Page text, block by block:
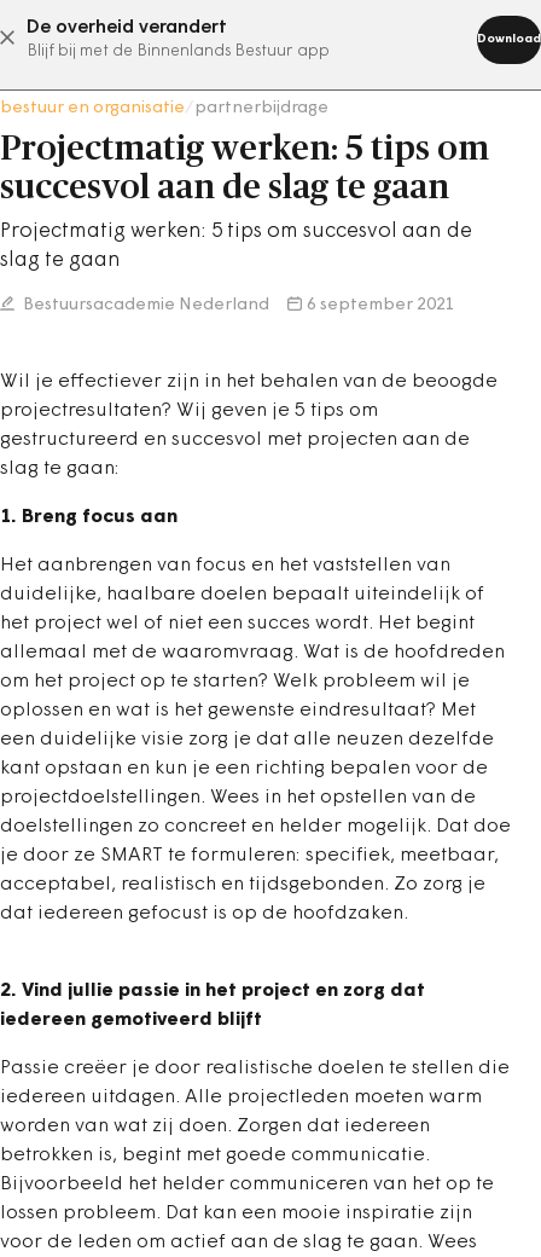
De overheid verandert
Blijf bij met de Binnenlands Bestuur app
Download
abonneer nu
bestuur en organisatie partnerbijdrage
Projectmatig werken: 5 tips om
succesvol aan de slag te gaan
Projectmatig werken: 5 tips om succesvol aan de
slag te gaan
Bestuursacademie Nederland 6 september 2021
Wil je effectiever zijn in het behalen van de beoogde
projectresultaten? Wij geven je 5 tips om
gestructureerd en succesvol met projecten aan de
slag te gaan:
1. Breng focus aan
Het aanbrengen van focus en het vaststellen van
duidelijke, haalbare doelen bepaalt uiteindelijk of
het project wel of niet een succes wordt. Het begint
allemaal met de waaromvraag. Wat is de hoofdreden
om het project op te starten? Welk probleem wil je
oplossen en wat is het gewenste eindresultaat? Met
een duidelijke visie zorg je dat alle neuzen dezelfde
kant opstaan en kun je een richting bepalen voor de
projectdoelstellingen. Wees in het opstellen van de
doelstellingen zo concreet en helder mogelijk. Dat doe
je door ze SMART te formuleren: specifiek, meetbaar,
acceptabel, realistisch en tijdsgebonden. Zo zorg je
dat iedereen gefocust is op de hoofdzaken.
2. Vind jullie passie in het project en zorg dat
iedereen gemotiveerd blijft
Passie creëer je door realistische doelen te stellen die
iedereen uitdagen. Alle projectleden moeten warm
worden van wat zij doen. Zorgen dat iedereen
betrokken is, begint met goede communicatie.
Bijvoorbeeld het helder communiceren van het op te
lossen probleem. Dat kan een mooie inspiratie zijn
voor de leden om actief aan de slag te gaan. Wees